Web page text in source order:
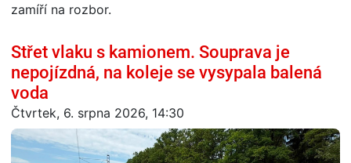
zamíří na rozbor.
Střet vlaku s kamionem. Souprava je
nepojízdná, na koleje se vysypala balená
voda
Čtvrtek, 6. srpna 2026, 14:30